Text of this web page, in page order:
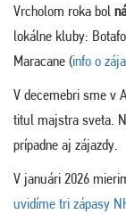
Vrcholom roka bol
lokálne kluby:
Maracane (info o
V decemebri sme v
titul majstra sveta.
prípadne aj zájazdy.
V januári 2026
uvidíme tri zápasy